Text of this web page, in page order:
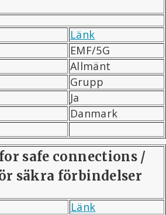
Länk
EMF/5G
Allmänt
Grupp
Ja
Danmark
safe connections /
säkra förbindelser
Länk